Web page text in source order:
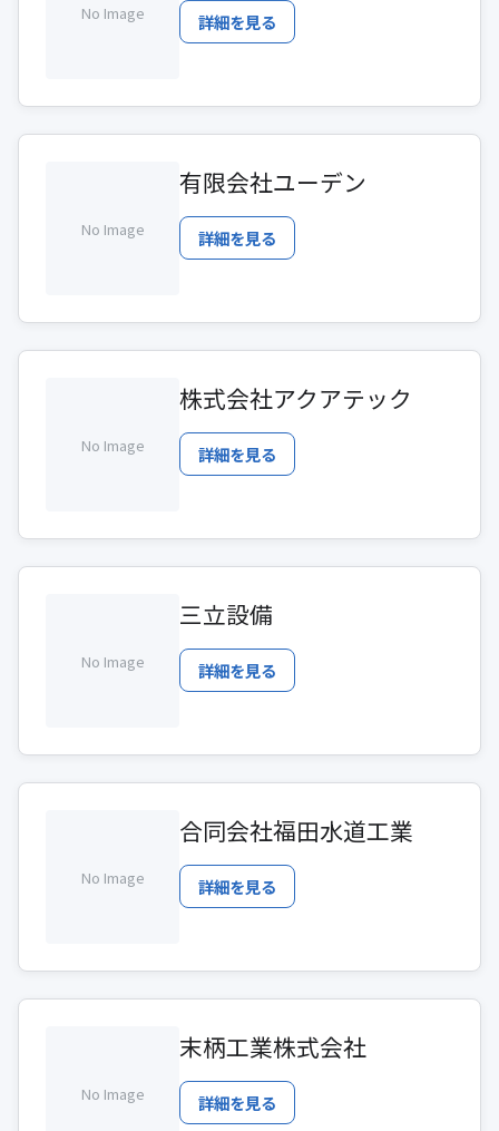
No Image 詳細を見る
No Image
有限会社ユーデン
詳細を見る
No Image
株式会社アクアテック
詳細を見る
No Image
三立設備
詳細を見る
No Image
合同会社福田水道工業
詳細を見る
No Image
末柄工業株式会社
詳細を見る